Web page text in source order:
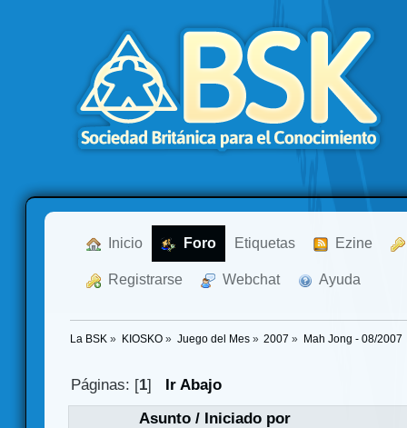
Inicio Foro Etiquetas Ezine
Registrarse Webchat Ayuda
La BSK » KIOSKO» Juego del Mes» 2007 » Mah Jong - 08/2007
Páginas: [1]
Ir Abajo
Asunto/ Iniciado por